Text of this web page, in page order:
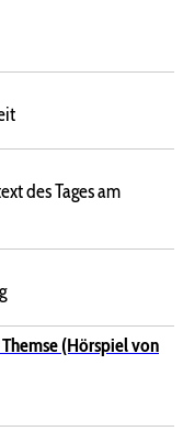
des Tages am
(Hörspiel von